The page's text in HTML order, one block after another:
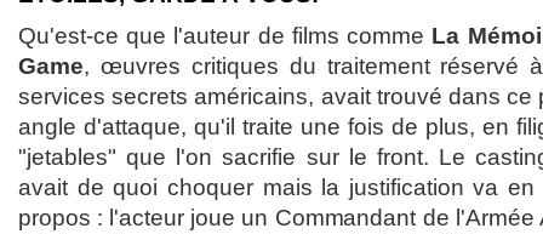
Qu'est-ce que l'auteur de films comme La
Game, œuvres critiques du traitement réservé
services secrets américains, avait trouvé dans ce
angle d'attaque, qu'il traite une fois de plus, en
"jetables" que l'on sacrifie sur le front. Le
avait de quoi choquer mais la justification va
propos : l'acteur joue un Commandant de